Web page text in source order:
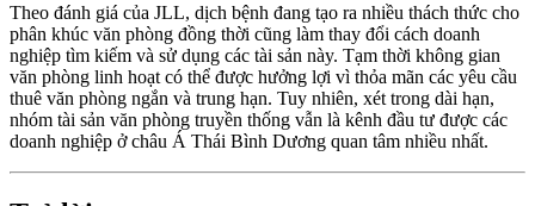
Theo đánh giá của JLL, dịch bệnh đang tạo ra nhiều thách thức cho
phân khúc văn phòng đồng thời cũng làm thay đổi cách doanh
nghiệp tìm kiếm và sử dụng các tài sản này. Tạm thời không gian
văn phòng linh hoạt có thể được hưởng lợi vì thỏa mãn các yêu cầu
thuê văn phòng ngắn và trung hạn. Tuy nhiên, xét trong dài hạn,
nhóm tài sản văn phòng truyền thống vẫn là kênh đầu tư được các
doanh nghiệp ở châu Á Thái Bình Dương quan tâm nhiều nhất.